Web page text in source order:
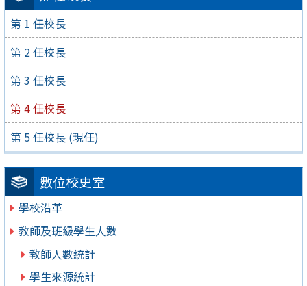
第 1 任校長
第 2 任校長
第 3 任校長
第 4 任校長
第 5 任校長 (現任)
數位校史室
學校沿革
教師及班級學生人數
教師人數統計
學生來源統計